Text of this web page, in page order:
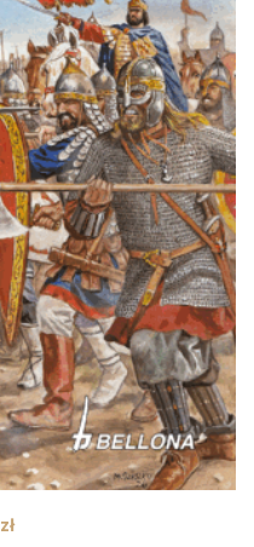
zł